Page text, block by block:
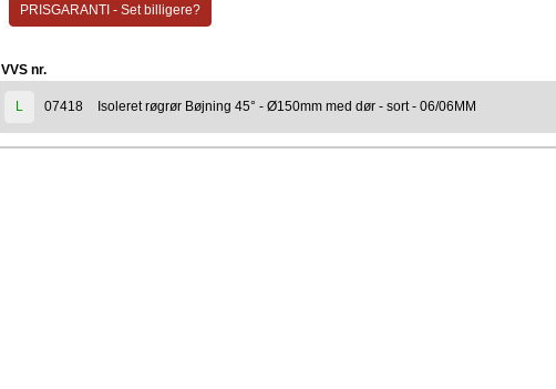
PRISGARANTI - Set billigere?
VVS nr.
L 07418 Isoleret røgrør Bøjning 45° - Ø150mm med dør - sort - 06/06MM